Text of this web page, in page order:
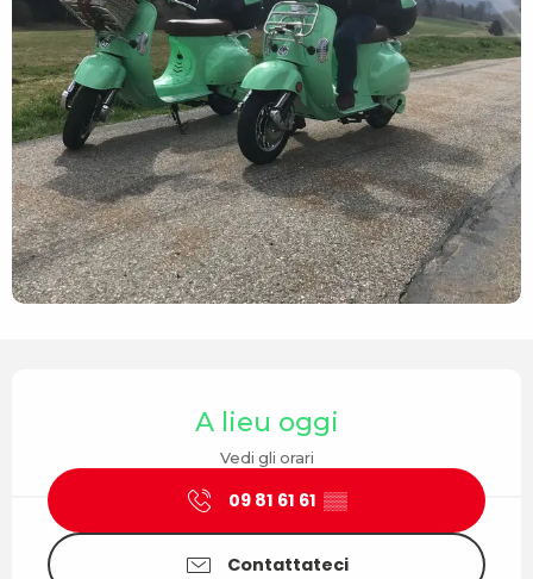
A lieu oggi
Vedi gli orari
09 81 61 61 ▒▒
Contattateci